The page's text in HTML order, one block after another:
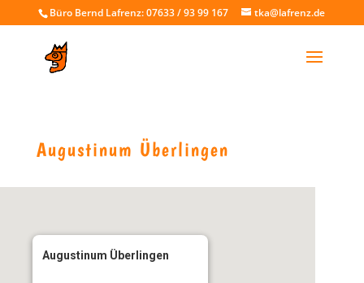
Büro Bernd Lafrenz: 07633 / 93 99 167 tka@lafrenz.de
Augustinum Überlingen
Augustinum Überlingen